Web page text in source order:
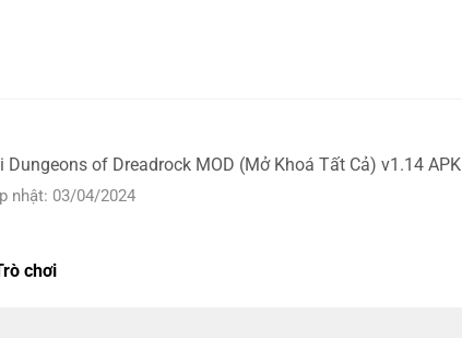
Dungeons of Dreadrock MOD (Mở Khoá Tất Cả) v1.14 APK
nhật: 03/04/2024
chơi